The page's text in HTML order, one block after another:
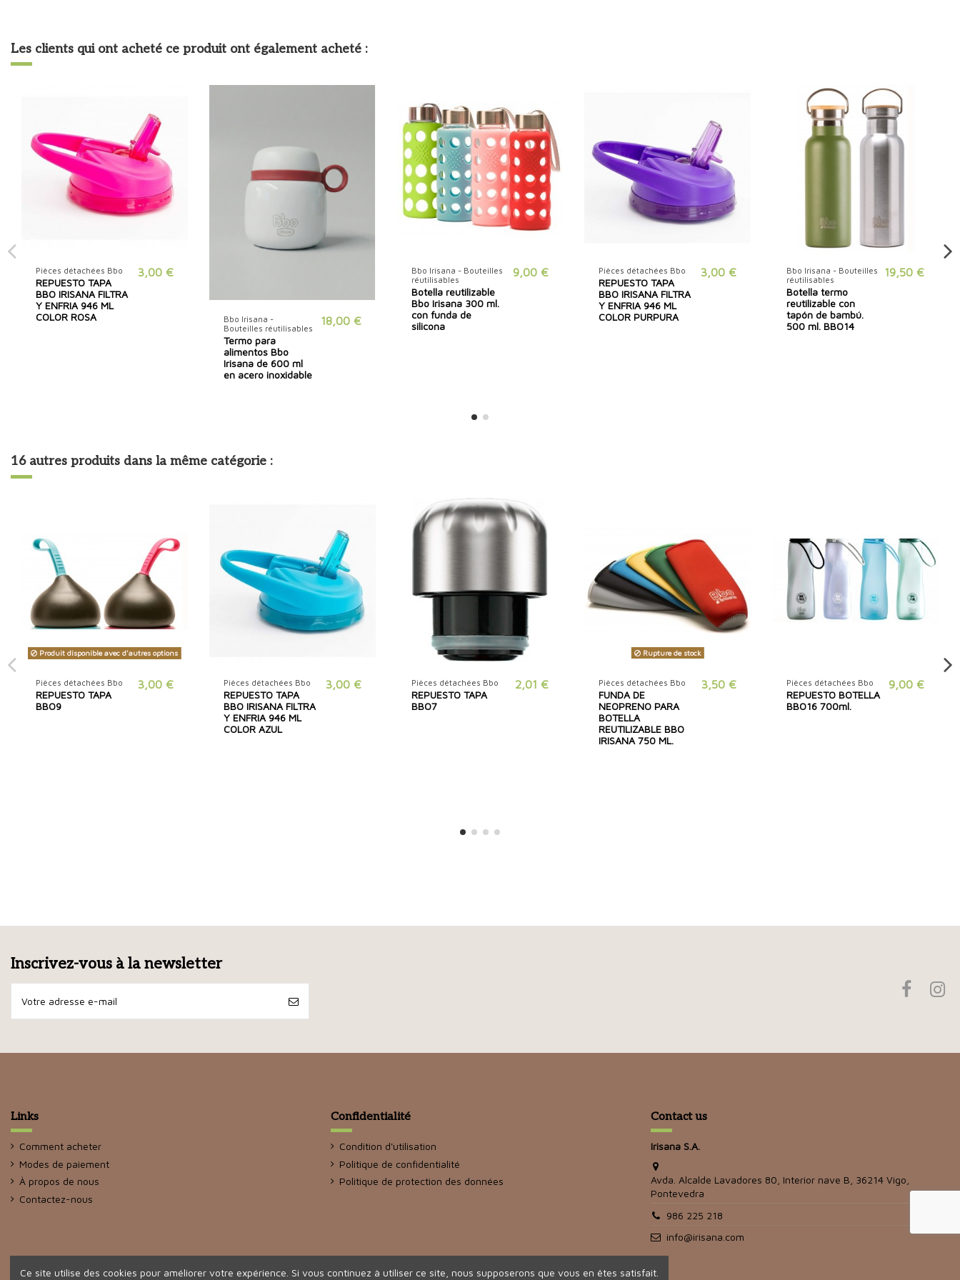
Les clients qui ont acheté ce produit ont également acheté :
Pièces détachées Bbo
REPUESTO TAPA
BBO IRISANA FILTRA
Y ENFRIA 946 ML
COLOR ROSA
3,00 €
Bbo Irisana -
Bouteilles réutilisables
Termo para
alimentos Bbo
Irisana de 600 ml
en acero inoxidable
18,00 €
Bbo Irisana - Bouteilles
réutilisables
Botella reutilizable
Bbo Irisana 300 ml.
con funda de
silicona
9,00 € Pièces détachées Bbo
REPUESTO TAPA
BBO IRISANA FILTRA
Y ENFRIA 946 ML
COLOR PURPURA
3,00 €
Bbo Irisana - Bouteilles
réutilisables
Botella termo
reutilizable con
tapón de bambú.
500 ml. BBO14
19,50 €
16 autres produits dans la même catégorie :
Produit disponible avec d'autres options
Pièces détachées Bbo
REPUESTO TAPA
BBO9
3,00 € Pièces détachées Bbo
REPUESTO TAPA
BBO IRISANA FILTRA
Y ENFRIA 946 ML
COLOR AZUL
3,00 € Pièces détachées Bbo
REPUESTO TAPA
BBO7
2,01 €
Rupture de stock
Pièces détachées Bbo
FUNDA DE
NEOPRENO PARA
BOTELLA
REUTILIZABLE BBO
IRISANA 750 ML.
3,50 € Pièces détachées Bbo
REPUESTO BOTELLA
BBO16 700ml.
9,00 €
Inscrivez-vous à la newsletter
Links
Comment acheter
Modes de paiement
À propos de nous
Contactez-nous
Confidentialité
Condition d'utilisation
Politique de confidentialité
Politique de protection des données
Contact us
Irisana S.A.
Avda. Alcalde Lavadores 80, Interior nave B, 36214 Vigo,
Pontevedra
986 225 218
info@irisana.com
Ce site utilise des cookies pour améliorer votre expérience. Si vous continuez à utiliser ce site, nous supposerons que vous en êtes satisfait.